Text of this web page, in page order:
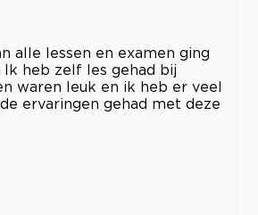
alle lessen en examen ging
heb zelf les gehad bij
waren leuk en ik heb er veel
ervaringen gehad met deze